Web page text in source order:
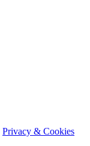
Privacy & Cookies